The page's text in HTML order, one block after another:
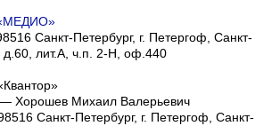
Санкт-Петербург, г. Петергоф, Санкт-
д.60, лит.А, ч.п. 2-Н, оф.440
— Хорошев Михаил Валерьевич
Санкт-Петербург, г. Петергоф Санкт-
ПРИНЯТЬ